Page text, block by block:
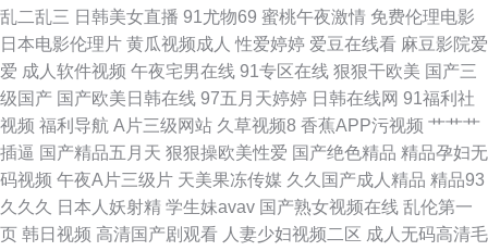
无码观 av导航网址网站 精品毛片
乱二乱三 日韩美女直播 91尤物69 蜜桃午夜激情 免费伦理电影
日本电影伦理片 黄瓜视频成人 性爱婷婷 爱豆在线看 麻豆影院爱
爱 成人软件视频 午夜宅男在线 91专区在线 狠狠干欧美 国产三
级国产 国产欧美日韩在线 97五月天婷婷 日韩在线网 91福利社
视频 福利导航 A片三级网站 久草视频8 香蕉APP污视频 艹艹艹
插逼 国产精品五月天 狠狠操欧美性爱 国产绝色精品 精品孕妇无
码视频 午夜A片三级片 天美果冻传媒 久久国产成人精品 精品93
久久久
日本人妖射精 学生妹avav 国产熟女视频在线 乱伦第一
页 韩日视频 高清国产剧观看 人妻少妇视频二区 成人无码高清毛